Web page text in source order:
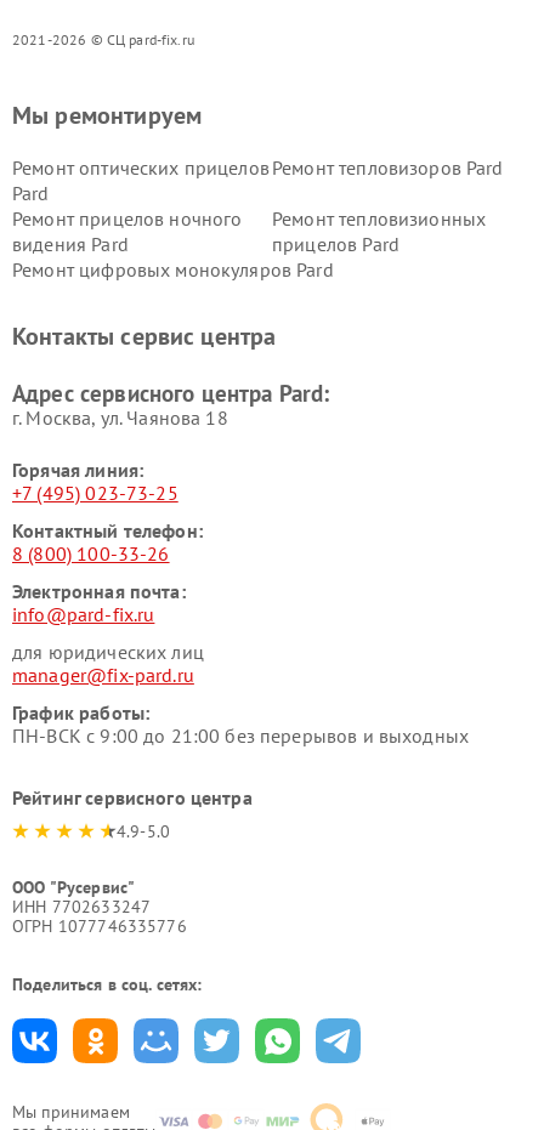
2021-2026 © СЦ pard-fix.ru
Мы принимаем
Мы ремонтируем
Ремонт оптических прицелов
Pard
Ремонт тепловизоров Pard
Ремонт прицелов ночного
видения Pard
Ремонт тепловизионных
прицелов Pard
Ремонт цифровых монокуляров Pard
Контакты сервис центра
Адрес сервисного центра Pard:
г. Москва, ул. Чаянова 18
Горячая линия:
+7 (495) 023-73-25
Контактный телефон:
8 (800) 100-33-26
Электронная почта:
info@pard-fix.ru
для юридических лиц
manager@fix-pard.ru
График работы:
ПН-ВСК с 9:00 до 21:00 без перерывов и выходных
Рейтинг сервисного центра
4.9-5.0
ООО "Русервис"
ИНН 7702633247
ОГРН 1077746335776
Поделиться в соц. сетях: